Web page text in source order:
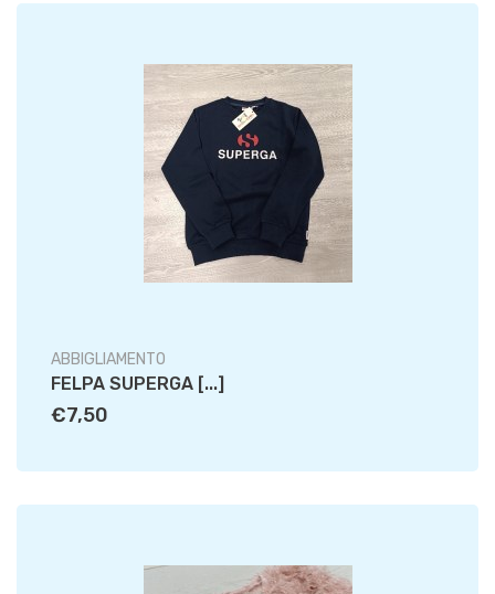
ABBIGLIAMENTO
FELPA SUPERGA [...]
€7,50